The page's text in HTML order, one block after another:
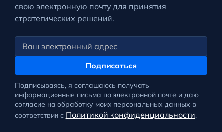
свою электронную почту для принятия
стратегических решений.
Подписаться
Подписываясь, я соглашаюсь получать
информационные письма по электронной почте и даю
согласие на обработку моих персональных данных в
соответствии с Политикой конфиденциальности.